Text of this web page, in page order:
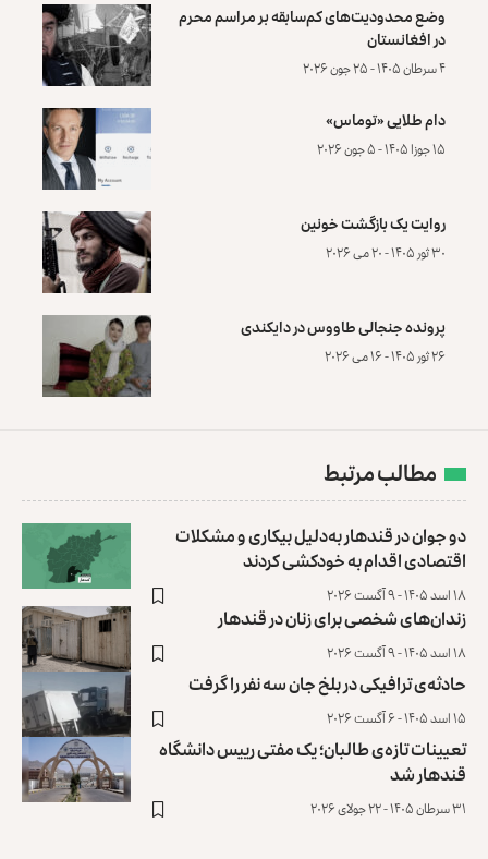
وضع محدودیت‌های کم‌سابقه بر مراسم محرم
در افغانستان
۴ سرطان ۱۴۰۵ - ۲۵ جون ۲۰۲۶
دام طلایی «توماس»
۱۵ جوزا ۱۴۰۵ - ۵ جون ۲۰۲۶
روایت یک بازگشت خونین
۳۰ ثور ۱۴۰۵ - ۲۰ می ۲۰۲۶
پرونده‌ جنجالی طاووس در دایکندی
۲۶ ثور ۱۴۰۵ - ۱۶ می ۲۰۲۶
مطالب مرتبط
دو جوان در قندهار به‌دلیل بیکاری و مشکلات
اقتصادی اقدام به خودکشی کردند
۱۸ اسد ۱۴۰۵ - ۹ آگست ۲۰۲۶
زندان‌های شخصی برای زنان در قندهار
۱۸ اسد ۱۴۰۵ - ۹ آگست ۲۰۲۶
حادثه‌ی ترافیکی در بلخ جان سه نفر را گرفت
۱۵ اسد ۱۴۰۵ - ۶ آگست ۲۰۲۶
تعیینات تازه‌ی طالبان؛ یک مفتی رییس دانشگاه
قندهار شد
۳۱ سرطان ۱۴۰۵ - ۲۲ جولای ۲۰۲۶